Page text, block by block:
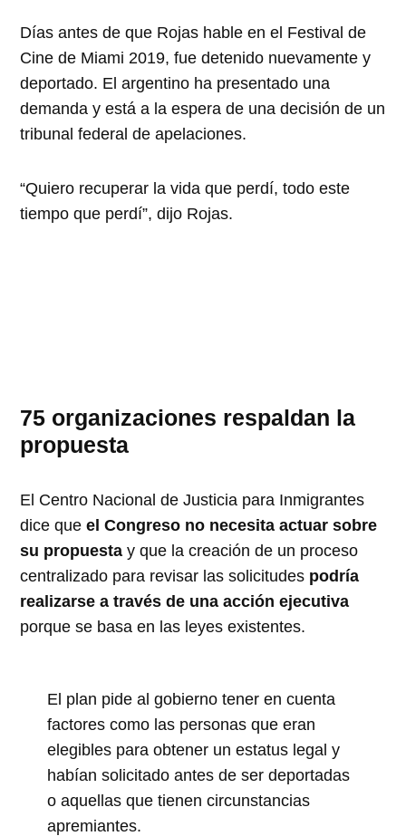
Días antes de que Rojas hable en el Festival de
Cine de Miami 2019, fue detenido nuevamente y
deportado. El argentino ha presentado una
demanda y está a la espera de una decisión de un
tribunal federal de apelaciones.
“Quiero recuperar la vida que perdí, todo este
tiempo que perdí”, dijo Rojas.
75 organizaciones respaldan la
propuesta
El Centro Nacional de Justicia para Inmigrantes
dice queel Congreso no necesita actuar sobre
su propuesta y que la creación de un proceso
centralizado para revisar las solicitudes podría
realizarse a través de una acción ejecutiva
porque se basa en las leyes existentes.
El plan pide al gobierno tener en cuenta
factores como las personas que eran
elegibles para obtener un estatus legal y
habían solicitado antes de ser deportadas
o aquellas que tienen circunstancias
apremiantes.